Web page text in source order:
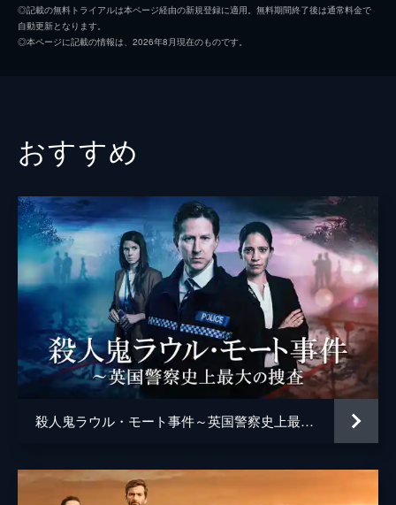
第２話
パラダイスのコンテナを訪れた後、愛馬と愛
犬を残して失踪してしまったトゥイ。町中の
第３話
トゥイの捜索が続くなか、容疑者のザニック
その死に不自然なものを感じていた。そんな
ある日、マットがパラダイスに住みついた女
たちのコミューンを訪れるが...。
59分
第４話
ロビンにはレイプされて妊娠したという過去
があった。街のバーで居合わせた当時の加害
者に暴行した彼女は、休暇を余儀なくされ
る。そんな時、彼女は謎めいたトゥイの同級
生・ジェイミーと面会する機会を得るが...。
品をトゥイに運んでいるのではないかと疑
う。一方、マットは男たちを集めてトゥイを
◎記載の無料トライアルは本ページ経由の新規登録に適用。無料期間終了後は通常料金で
自動更新となります。
◎本ページに記載の情報は、2026年8月現在のものです。
おすすめ
殺人鬼ラウル・モート事件～英国警察史上最大の捜査